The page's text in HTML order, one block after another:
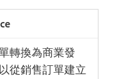
轉換為商業發
從銷售訂單建立